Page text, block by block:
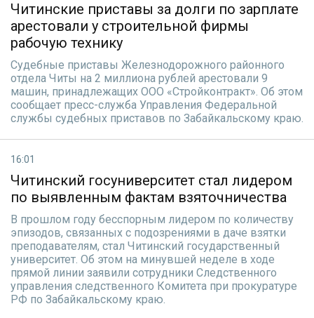
Читинские приставы за долги по зарплате
арестовали у строительной фирмы
рабочую технику
Судебные приставы Железнодорожного районного
отдела Читы на 2 миллиона рублей арестовали 9
машин, принадлежащих ООО «Стройконтракт». Об этом
сообщает пресс-служба Управления Федеральной
службы судебных приставов по Забайкальскому краю.
16:01
Читинский госуниверситет стал лидером
по выявленным фактам взяточничества
В прошлом году бесспорным лидером по количеству
эпизодов, связанных с подозрениями в даче взятки
преподавателям, стал Читинский государственный
университет. Об этом на минувшей неделе в ходе
прямой линии заявили сотрудники Следственного
управления следственного Комитета при прокуратуре
РФ по Забайкальскому краю.